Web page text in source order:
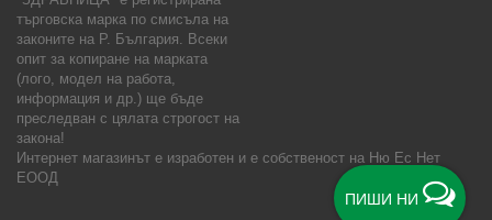
ПИШИ НИ
търговска марка по смисъла на
законите на Р. България. Всеки
опит за копиране на марката
(лого, модел на работа,
информация и др.) ще бъде
преследван с цялата строгост на
закона!
Интернет магазинът е изработен и е собственост на Ню Ес Нет
ЕООД